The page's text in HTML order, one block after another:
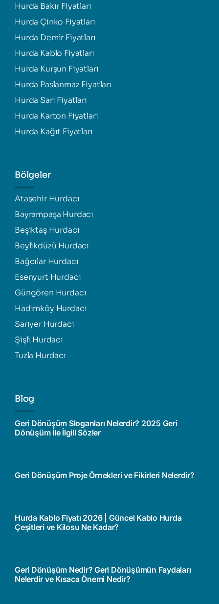
Hurda Bakır Fiyatları
Hurda Çinko Fiyatları
Hurda Demir Fiyatları
Hurda Kablo Fiyatları
Hurda Kurşun Fiyatları
Hurda Paslanmaz Fiyatları
Hurda Sarı Fiyatları
Hurda Karton Fiyatları
Hurda Kağıt Fiyatları
Bölgeler
Ataşehir Hurdacı
Bayrampaşa Hurdacı
Beşiktaş Hurdacı
Beylikdüzü Hurdacı
Bağcılar Hurdacı
Esenyurt Hurdacı
Güngören Hurdacı
Hadımköy Hurdacı
Sarıyer Hurdacı
Şişli Hurdacı
Tuzla Hurdacı
Blog
Geri Dönüşüm Sloganları Nelerdir? 2025 Geri
Dönüşüm İle İlgili Sözler
Geri Dönüşüm Proje Örnekleri ve Fikirleri Nelerdir?
Hurda Kablo Fiyatı 2026 | Güncel Kablo Hurda
Çeşitleri ve Kilosu Ne Kadar?
Geri Dönüşüm Nedir? Geri Dönüşümün Faydaları
Nelerdir ve Kısaca Önemi Nedir?